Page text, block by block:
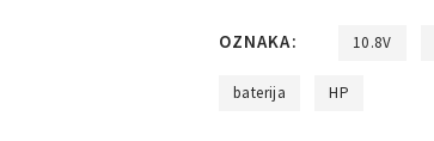
OZNAKA: 10.8V
baterija HP